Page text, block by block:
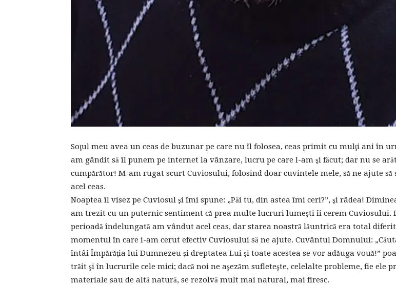
Soţul meu avea un ceas de buzunar pe care nu îl folosea, ceas primit cu mulţi ani în
am gândit să îl punem pe internet la vânzare, lucru pe care l-am şi făcut; dar nu se
cumpărător! M-am rugat scurt Cuviosului, folosind doar cuvintele mele, să ne ajute să
acel ceas.
Noaptea îl visez pe Cuviosul şi îmi spune: „Păi tu, din astea îmi ceri?”, şi râdea!
am trezit cu un puternic sentiment că prea multe lucruri lumeşti îi cerem Cuviosului.
perioadă îndelungată am vândut acel ceas, dar starea noastră lăuntrică era total
momentul în care i-am cerut efectiv Cuviosului să ne ajute. Cuvântul Domnului:
întâi Împărăţia lui Dumnezeu şi dreptatea Lui şi toate acestea se vor adăuga vouă!”
trăit şi în lucrurile cele mici; dacă noi ne aşezăm sufleteşte, celelalte probleme, fie ele
materiale sau de altă natură, se rezolvă mult mai natural, mai firesc.